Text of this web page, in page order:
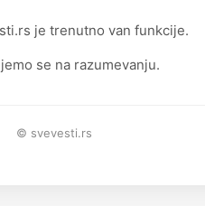
je trenutno van funkcije.
se na razumevanju.
© svevesti.rs